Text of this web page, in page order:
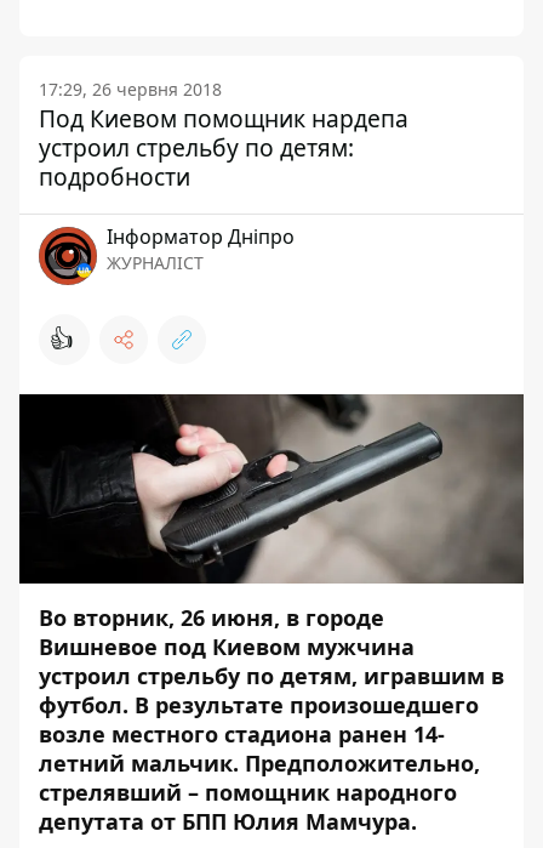
17:29, 26 червня 2018
Под Киевом помощник нардепа
устроил стрельбу по детям:
подробности
Інформатор Дніпро
ЖУРНАЛІСТ
👍
Во вторник, 26 июня, в городе
Вишневое под Киевом мужчина
устроил стрельбу по детям, игравшим в
футбол. В результате произошедшего
возле местного стадиона ранен 14-
летний мальчик. Предположительно,
стрелявший – помощник народного
депутата от БПП Юлия Мамчура.